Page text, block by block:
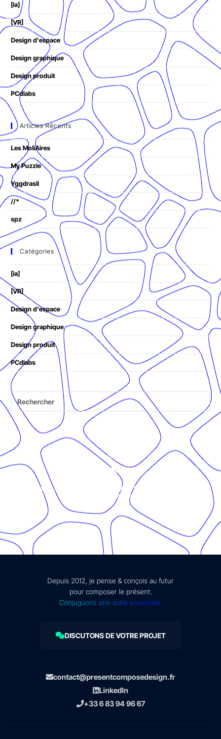
[ia]
[VR]
Design d'espace
Design graphique
Design produit
PCdlabs
Articles Récents
Les MoliAires
My Puzzle
Yggdrasil
//*
spz
Catégories
[ia]
[VR]
Design d'espace
Design graphique
Design produit
PCdlabs
© Présent Composé design - 2024 - Tous droits réservés -
mentions légales
Depuis 2012, je pense & conçois au futur
pour composer le présent.
Conjuguons une suite ensemble.
DISCUTONS DE VOTRE PROJET
contact@presentcomposedesign.fr
LinkedIn
+33 6 83 94 96 67